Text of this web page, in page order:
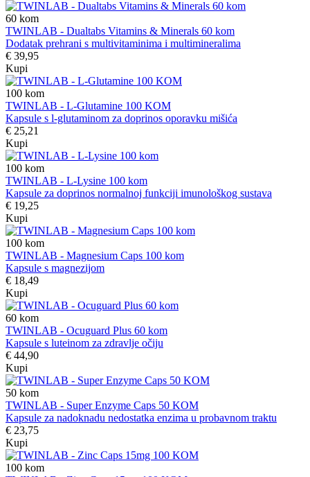
60 kom
TWINLAB - Dualtabs Vitamins & Minerals 60 kom
Dodatak prehrani s multivitaminima i multimineralima
€ 39,95
Kupi
100 kom
TWINLAB - L-Glutamine 100 KOM
Kapsule s l-glutaminom za doprinos oporavku mišića
€ 25,21
Kupi
100 kom
TWINLAB - L-Lysine 100 kom
Kapsule za doprinos normalnoj funkciji imunološkog sustava
€ 19,25
Kupi
100 kom
TWINLAB - Magnesium Caps 100 kom
Kapsule s magnezijom
€ 18,49
Kupi
60 kom
TWINLAB - Ocuguard Plus 60 kom
Kapsule s luteinom za zdravlje očiju
€ 44,90
Kupi
50 kom
TWINLAB - Super Enzyme Caps 50 KOM
Kapsule za nadoknadu nedostatka enzima u probavnom traktu
€ 23,75
Kupi
100 kom